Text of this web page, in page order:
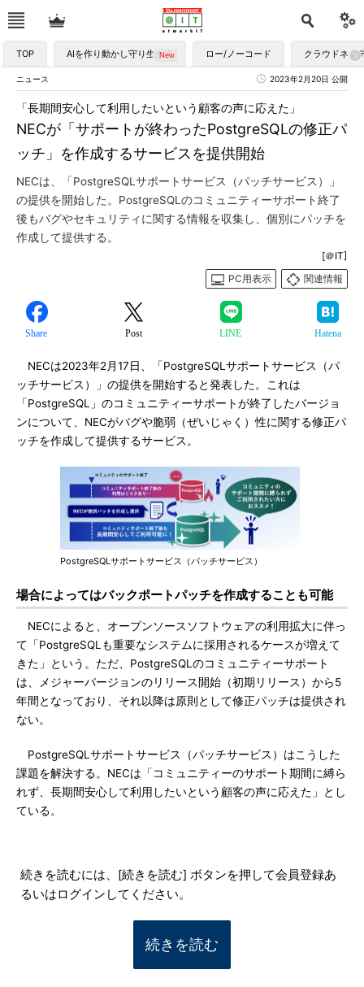
TOP AIを作り動かし守り生かす ロー/ノーコード クラウドネイ
ニュース 2023年2月20日 公開
NECが「サポートが終わったPostgreSQLの修正パ
ッチ」を作成するサービスを提供開始
「長期間安心して利用したいという顧客の声に応えた」
NECは、「PostgreSQLサポートサービス（パッチサービス）」
の提供を開始した。PostgreSQLのコミュニティーサポート終了
後もバグやセキュリティに関する情報を収集し、個別にパッチを
作成して提供する。
[＠IT]
PC用表示
関連情報
Share Post LINE Hatena
NECは2023年2月17日、「PostgreSQLサポートサービス（パ
ッチサービス）」の提供を開始すると発表した。これは
「PostgreSQL」のコミュニティーサポートが終了したバージョ
ンについて、NECがバグや脆弱（ぜいじゃく）性に関する修正パ
ッチを作成して提供するサービス。
PostgreSQLサポートサービス（パッチサービス）
場合によってはバックポートパッチを作成することも可能
NECによると、オープンソースソフトウェアの利用拡大に伴っ
て「PostgreSQLも重要なシステムに採用されるケースが増えて
きた」という。ただ、PostgreSQLのコミュニティーサポート
は、メジャーバージョンのリリース開始（初期リリース）から5
年間となっており、それ以降は原則として修正パッチは提供され
ない。
PostgreSQLサポートサービス（パッチサービス）はこうした
課題を解決する。NECは「コミュニティーのサポート期間に縛ら
れず、長期間安心して利用したいという顧客の声に応えた」とし
ている。
続きを読むには、[続きを読む] ボタンを押して会員登録あ
るいはログインしてください。
続きを読む